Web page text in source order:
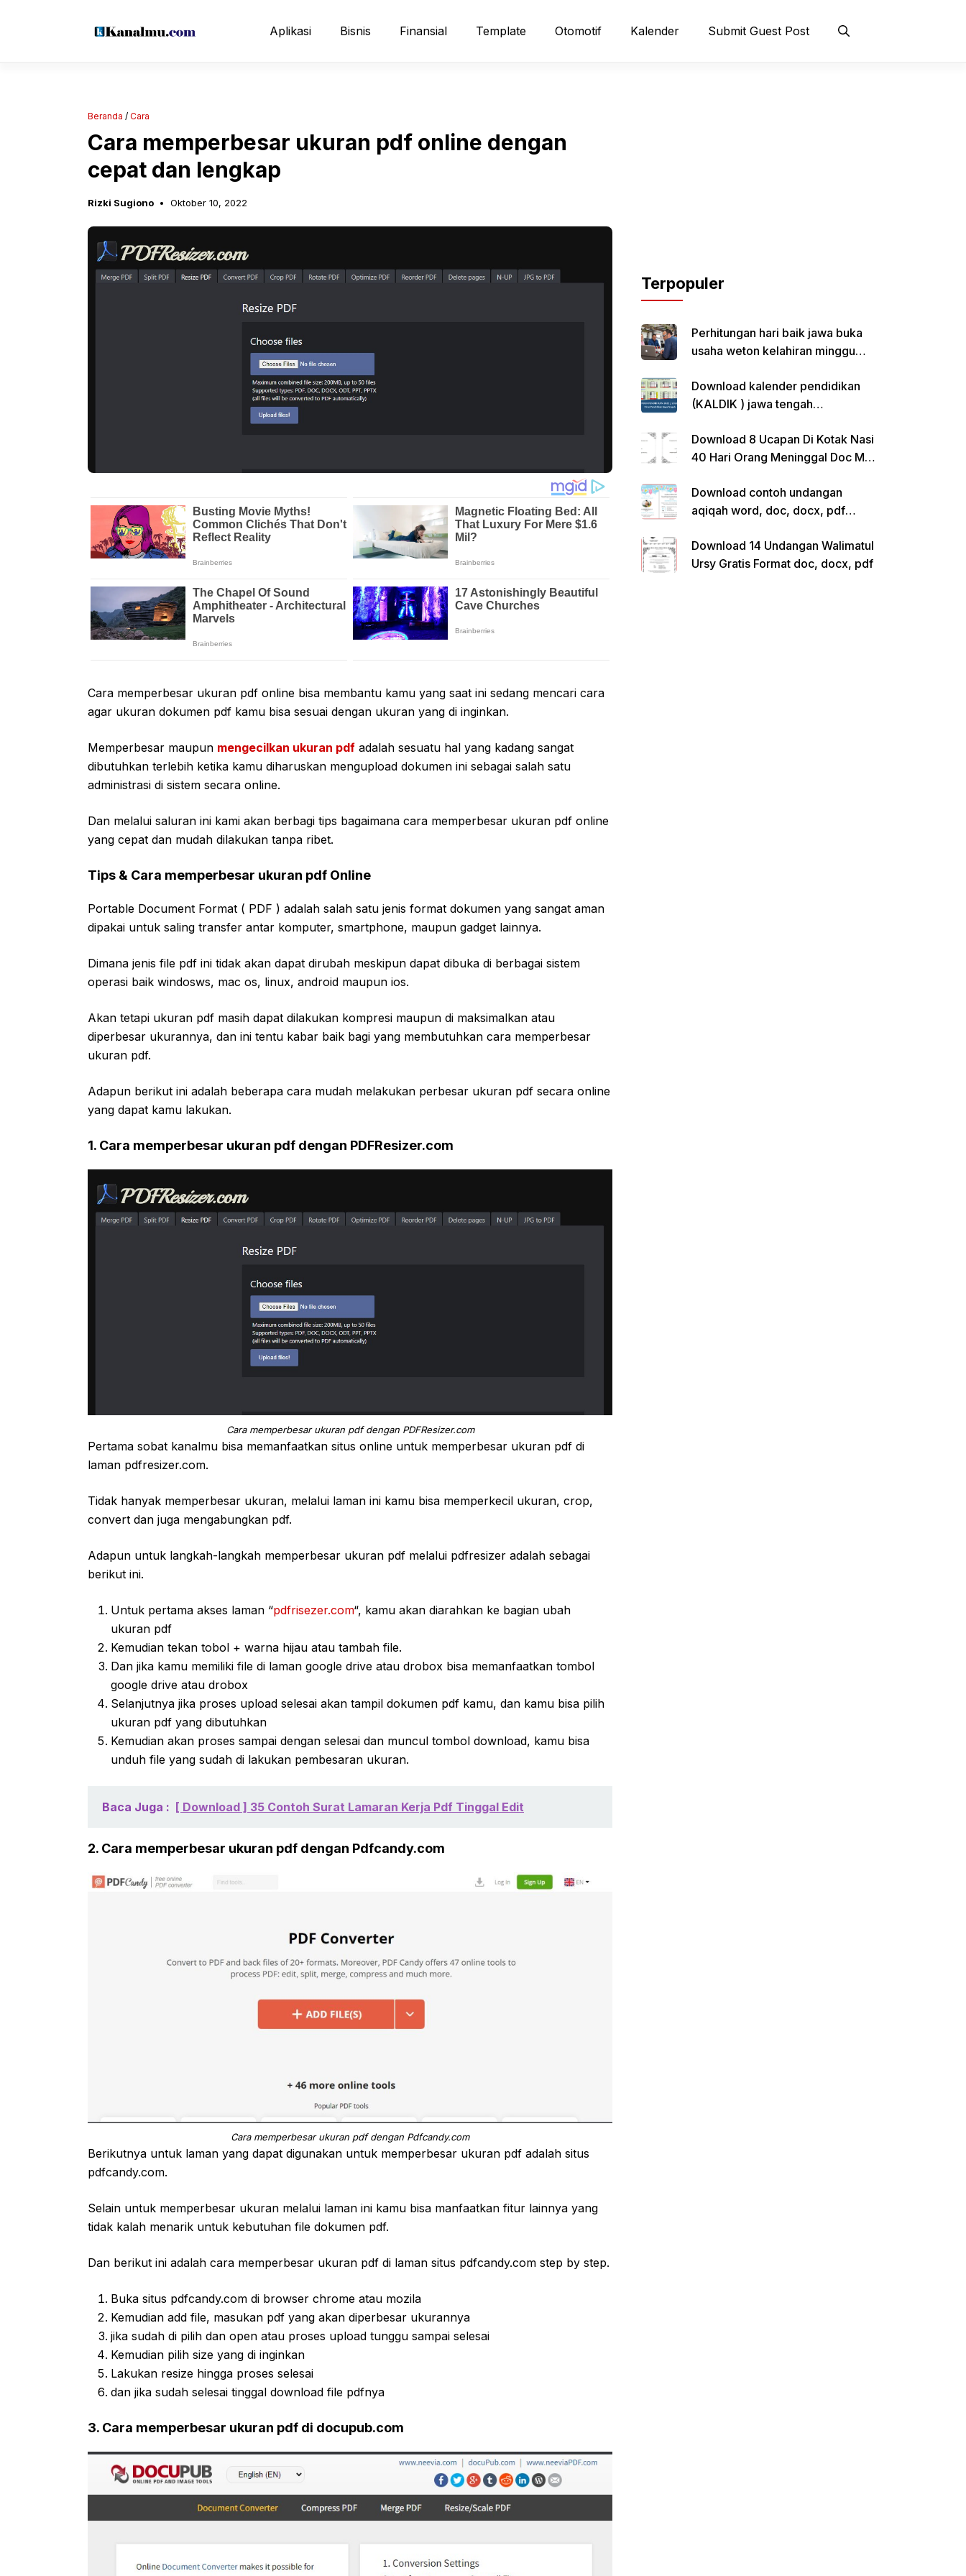
Aplikasi Bisnis Finansial Template Otomotif Kalender Submit Guest Post
Beranda / Cara
Cara memperbesar ukuran pdf online dengan
cepat dan lengkap
Rizki Sugiono Oktober 10, 2022
Cara memperbesar ukuran pdf online bisa membantu kamu yang saat ini sedang mencari cara
agar ukuran dokumen pdf kamu bisa sesuai dengan ukuran yang di inginkan.
Memperbesar maupun mengecilkan ukuran pdf adalah sesuatu hal yang kadang sangat
dibutuhkan terlebih ketika kamu diharuskan mengupload dokumen ini sebagai salah satu
administrasi di sistem secara online.
Dan melalui saluran ini kami akan berbagi tips bagaimana cara memperbesar ukuran pdf online
yang cepat dan mudah dilakukan tanpa ribet.
Tips & Cara memperbesar ukuran pdf Online
Portable Document Format ( PDF ) adalah salah satu jenis format dokumen yang sangat aman
dipakai untuk saling transfer antar komputer, smartphone, maupun gadget lainnya.
Dimana jenis file pdf ini tidak akan dapat dirubah meskipun dapat dibuka di berbagai sistem
operasi baik windosws, mac os, linux, android maupun ios.
Akan tetapi ukuran pdf masih dapat dilakukan kompresi maupun di maksimalkan atau
diperbesar ukurannya, dan ini tentu kabar baik bagi yang membutuhkan cara memperbesar
ukuran pdf.
Adapun berikut ini adalah beberapa cara mudah melakukan perbesar ukuran pdf secara online
yang dapat kamu lakukan.
1. Cara memperbesar ukuran pdf dengan PDFResizer.com
Cara memperbesar ukuran pdf dengan PDFResizer.com
Pertama sobat kanalmu bisa memanfaatkan situs online untuk memperbesar ukuran pdf di
laman pdfresizer.com.
Tidak hanyak memperbesar ukuran, melalui laman ini kamu bisa memperkecil ukuran, crop,
convert dan juga mengabungkan pdf.
Adapun untuk langkah-langkah memperbesar ukuran pdf melalui pdfresizer adalah sebagai
berikut ini.
Untuk pertama akses laman “pdfrisezer.com“, kamu akan diarahkan ke bagian ubah
ukuran pdf
Kemudian tekan tobol + warna hijau atau tambah file.
Dan jika kamu memiliki file di laman google drive atau drobox bisa memanfaatkan tombol
google drive atau drobox
Selanjutnya jika proses upload selesai akan tampil dokumen pdf kamu, dan kamu bisa pilih
ukuran pdf yang dibutuhkan
Kemudian akan proses sampai dengan selesai dan muncul tombol download, kamu bisa
unduh file yang sudah di lakukan pembesaran ukuran.
Baca Juga : [ Download ] 35 Contoh Surat Lamaran Kerja Pdf Tinggal Edit
2. Cara memperbesar ukuran pdf dengan Pdfcandy.com
Cara memperbesar ukuran pdf dengan Pdfcandy.com
Berikutnya untuk laman yang dapat digunakan untuk memperbesar ukuran pdf adalah situs
pdfcandy.com.
Selain untuk memperbesar ukuran melalui laman ini kamu bisa manfaatkan fitur lainnya yang
tidak kalah menarik untuk kebutuhan file dokumen pdf.
Dan berikut ini adalah cara memperbesar ukuran pdf di laman situs pdfcandy.com step by step.
Buka situs pdfcandy.com di browser chrome atau mozila
Kemudian add file, masukan pdf yang akan diperbesar ukurannya
jika sudah di pilih dan open atau proses upload tunggu sampai selesai
Kemudian pilih size yang di inginkan
Lakukan resize hingga proses selesai
dan jika sudah selesai tinggal download file pdfnya
3. Cara memperbesar ukuran pdf di docupub.com
Terpopuler
Perhitungan hari baik jawa buka
usaha weton kelahiran minggu
Download kalender pendidikan
(KALDIK ) jawa tengah
Download 8 Ucapan Di Kotak Nasi
40 Hari Orang Meninggal Doc Ms.
Download contoh undangan
aqiqah word, doc, docx, pdf
Download 14 Undangan Walimatul
Ursy Gratis Format doc, docx, pdf